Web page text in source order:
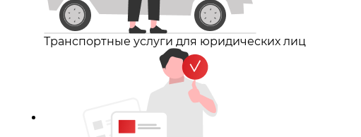
Транспортные услуги для юридических лиц